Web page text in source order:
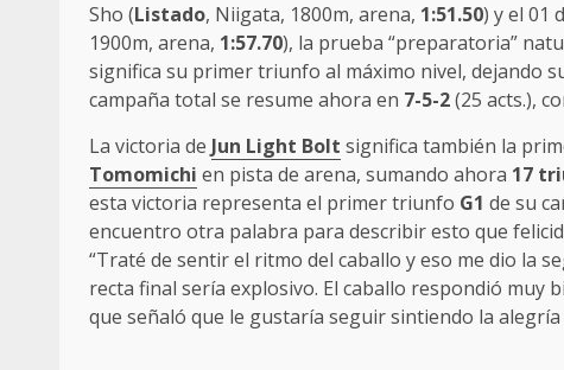
Sho (Listado, Niigata, 1800m, arena, 1:51.50) y el 01
1900m, arena, 1:57.70), la prueba “preparatoria”
significa su primer triunfo al máximo nivel, dejando
campaña total se resume ahora en 7-5-2(25 acts.),
La victoria de Jun Light Bolt significa también la
Tomomichi en pista de arena, sumando ahora 17
esta victoria representa el primer triunfo G1 de su
encuentro otra palabra para describir esto que
“Traté de sentir el ritmo del caballo y eso me dio la
recta final sería explosivo. El caballo respondió muy
que señaló que le gustaría seguir sintiendo la